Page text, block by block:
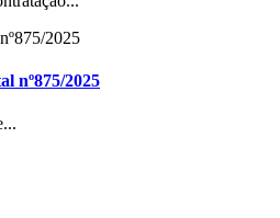
nº875/2025